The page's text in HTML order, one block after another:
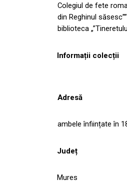
Colegiul de fete
din Reghinul
biblioteca
Informații colecții
Adresă
ambele înființate în
Județ
Mures